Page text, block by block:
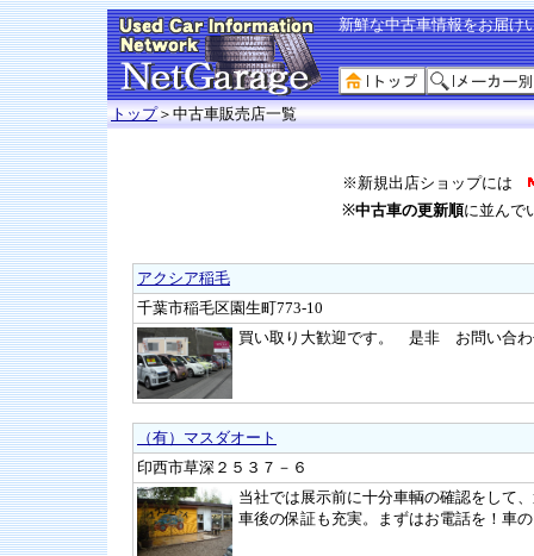
新鮮な中古車情報をお届け
トップ＞中古車販売店一覧
※新規出店ショップには
※中古車の更新順に並んで
アクシア稲毛
千葉市稲毛区園生町773-10
買い取り大歓迎です。 是非 お問い合わ
（有）マスダオート
印西市草深２５３７－６
当社では展示前に十分車輌の確認をして
車後の保証も充実。まずはお電話を！車